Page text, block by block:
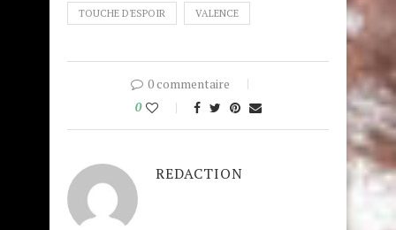
TOUCHE D'ESPOIR VALENCE
0 commentaire
0
REDACTION